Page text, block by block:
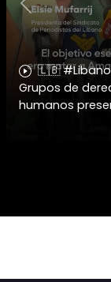
🇱🇧
Grupos de
humanos
Previous